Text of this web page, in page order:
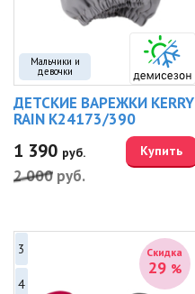
Мальчики и
девочки
ДЕТСКИЕ ВАРЕЖКИ KERRY
RAIN K24173/390
1 390 руб.
2 000 руб.
Купить
Скидка
29 %
3
4